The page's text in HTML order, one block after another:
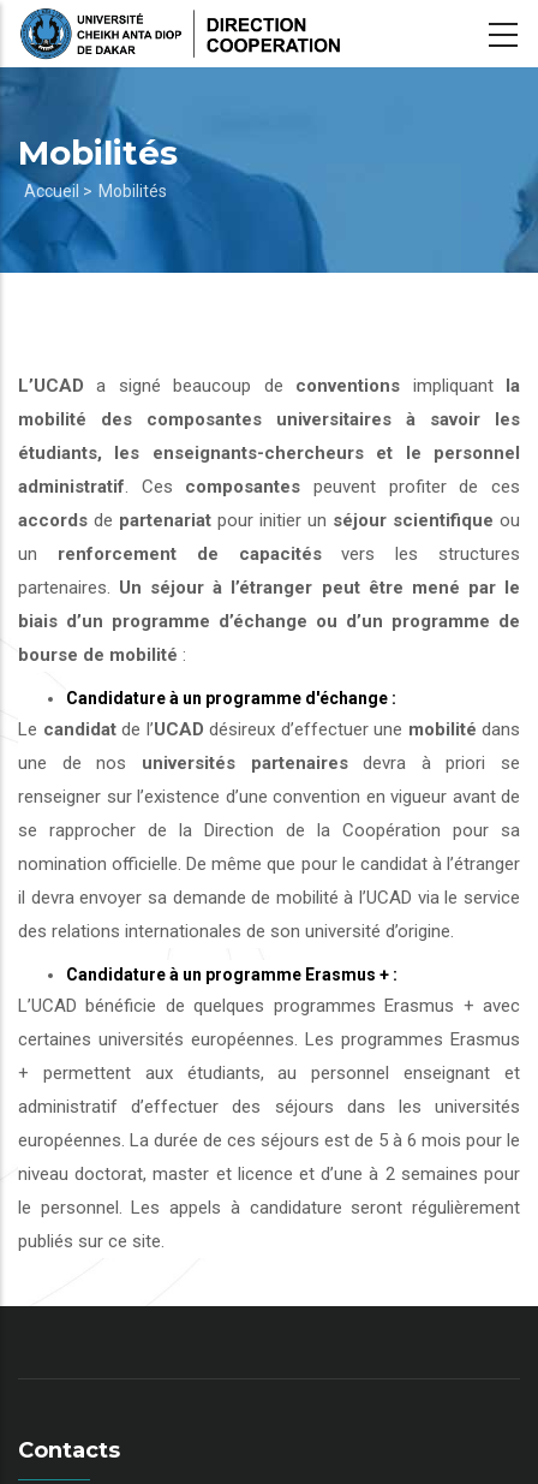
Aller
Mobilités
Fil
d'Ariane
Accueil > Mobilités
L’UCAD a signé beaucoup de conventions impliquant la
mobilité des composantes universitaires à savoir les
étudiants, les enseignants-chercheurs et le personnel
administratif . Ces composantes peuvent profiter de ces
accords de partenariat pour initier un séjour scientifique ou
un renforcement de capacitésvers les structures
partenaires. Un séjour à l’étranger peut être mené par le
biais d’un programme d’échange ou d’un programme de
bourse de mobilité :
Candidature à un programme d'échange :
Le candidatde l’UCAD désireux d’effectuer une mobilité dans
une de nos universités partenairesdevra à priori se
renseigner sur l’existence d’une convention en vigueur avant de
se rapprocher de la Direction de la Coopération pour sa
nomination officielle. De même que pour le candidat à l’étranger
il devra envoyer sa demande de mobilité à l’UCAD via le service
des relations internationales de son université d’origine.
Candidature à un programme Erasmus + :
L’UCAD bénéficie de quelques programmes Erasmus + avec
certaines universités européennes. Les programmes Erasmus
+ permettent aux étudiants, au personnel enseignant et
administratif d’effectuer des séjours dans les universités
européennes. La durée de ces séjours est de 5 à 6 mois pour le
niveau doctorat, master et licence et d’une à 2 semaines pour
le personnel. Les appels à candidature seront régulièrement
publiés sur ce site.
Contacts